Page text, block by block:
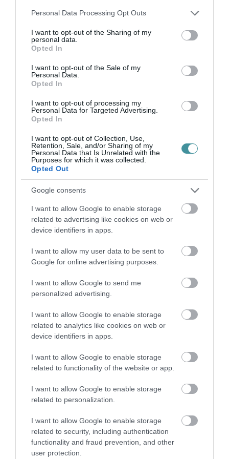
Please note that this website/app uses one or more Google
not limited to your visit or usage behaviour. You may click to
grant or deny consent to Google and its third-party tags to
use your data for below specified purposes in below Google
consent section.
Personal Data Processing Opt Outs
I want to opt-out of the Sharing of my
personal data.
Opted In
I want to opt-out of the Sale of my
Personal Data.
Opted In
I want to opt-out of processing my
Personal Data for Targeted Advertising.
Opted In
I want to opt-out of Collection, Use,
Retention, Sale, and/or Sharing of my
Personal Data that Is Unrelated with the
Purposes for which it was collected.
Opted Out
Google consents
I want to allow Google to enable storage
related to advertising like cookies on web or
device identifiers in apps.
I want to allow my user data to be sent to
Google for online advertising purposes.
I want to allow Google to send me
personalized advertising.
I want to allow Google to enable storage
related to analytics like cookies on web or
device identifiers in apps.
I want to allow Google to enable storage
related to functionality of the website or app.
I want to allow Google to enable storage
related to personalization.
I want to allow Google to enable storage
related to security, including authentication
functionality and fraud prevention, and other
user protection.
következményeinek elhárítása érdekében
vezetett be.
Ez praktikusan azt jelenti, hogy hiába vezeti ki
a kormány mondjuk július közepén a
veszélyhelyzetet, az őszi ülésszak kezdetét
követő 15. napig
simán érvényben maradhatnak a kötelező
maszkviselési szabályok (akár kültéren is), az
üzletek látogathatósági idejének szabályozása,
vagy éppen az egyes rendezvények védettségi
igazolványok nélküli látogatásának tilalma.
Mindezt a törvényjavaslat azzal indokolja, hogy
„a veszélyhelyzetet előidéző világjárvány elleni
védekezés gazdasági és társadalmi hatásai
túlmutatnak a veszélyhelyzet időtartamán, a
negatív hatások elhárítása, az ennek
érdekében tett intézkedések ezért lehetnek
tartós vagy akár végleges hatású intézkedések
De még ha ezt nem is akarják végül meglépni
Orbánék, csak annyi a teendője a Fidesz-
KDNP-s kétharmadnak, hogy a június 14-én
véget érő tavaszi ülésszak alatt
törvényben fogadják el a parlamentben, hogy
mely szabályokat szeretnék meghosszabbítani
várhatóan október elejéig, amit nem fog